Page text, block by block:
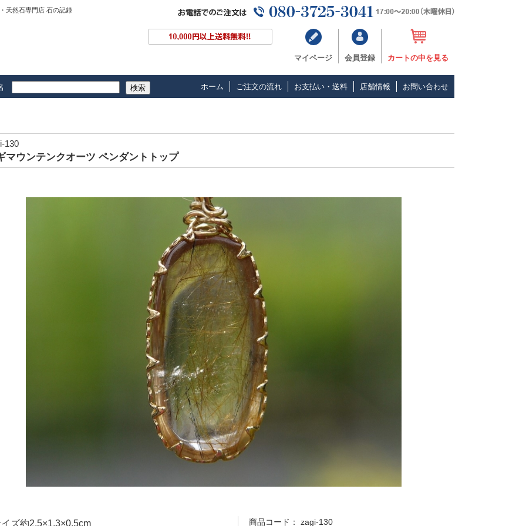
天然石専門店 石の記録
マイページ 会員登録 カートの中を見る
検索 ホーム ご注文の流れ お支払い・送料 店舗情報 お問い合わせ
130
マウンテンクオーツ ペンダントトップ
商品コード： zagi-130
ズ約2.5×1.3×0.5cm